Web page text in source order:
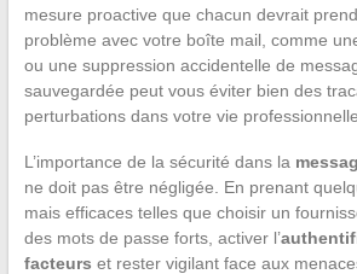
mesure proactive que chacun devrait
problème avec votre boîte mail, comme
ou une suppression accidentelle de
sauvegardée peut vous éviter bien des
perturbations dans votre vie
L’importance de la sécurité dans la
ne doit pas être négligée. En prenant
mais efficaces telles que choisir un
des mots de passe forts, activer l’
facteurs et rester vigilant face aux